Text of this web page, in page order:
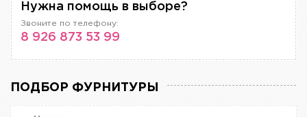
Нужна помощь в выборе?
Звоните по телефону:
8 926 873 53 99
ПОДБОР ФУРНИТУРЫ